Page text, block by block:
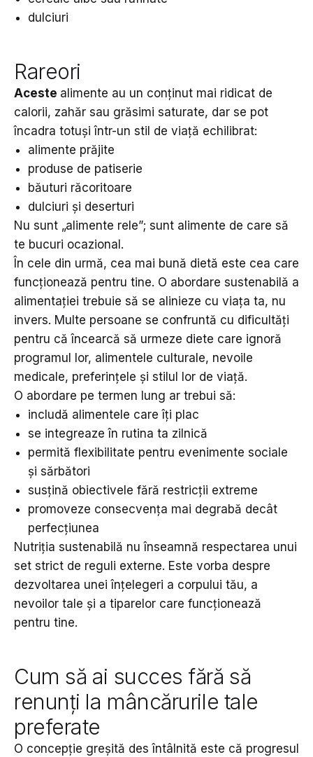
dulciuri
Rareori
Aceste alimente au un conținut mai ridicat de
calorii, zahăr sau grăsimi saturate, dar se pot
încadra totuși într-un stil de viață echilibrat:
alimente prăjite
produse de patiserie
băuturi răcoritoare
dulciuri și deserturi
Nu sunt „alimente rele”; sunt alimente de care să
te bucuri ocazional.
În cele din urmă, cea mai bună dietă este cea care
funcționează pentru tine. O abordare sustenabilă a
alimentației trebuie să se alinieze cu viața ta, nu
invers. Multe persoane se confruntă cu dificultăți
pentru că încearcă să urmeze diete care ignoră
programul lor, alimentele culturale, nevoile
medicale, preferințele și stilul lor de viață.
O abordare pe termen lung ar trebui să:
includă alimentele care îți plac
se integreaze în rutina ta zilnică
permită flexibilitate pentru evenimente sociale
și sărbători
susțină obiectivele fără restricții extreme
promoveze consecvența mai degrabă decât
perfecțiunea
Nutriția sustenabilă nu înseamnă respectarea unui
set strict de reguli externe. Este vorba despre
dezvoltarea unei înțelegeri a corpului tău, a
nevoilor tale și a tiparelor care funcționează
pentru tine.
Cum să ai succes fără să
renunți la mâncărurile tale
preferate
O concepție greșită des întâlnită este că progresul